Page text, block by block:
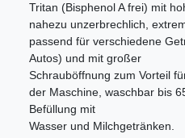
Tritan (Bisphenol A frei) mit
nahezu unzerbrechlich,
passend für verschiedene
Autos) und mit großer
Schrauböffnung zum Vorteil
der Maschine, waschbar bis
Befüllung mit
Wasser und Milchgetränken.